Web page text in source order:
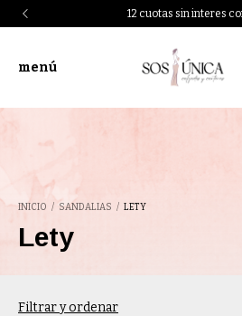
12 cuotas sin interes con
menú
INICIO / SANDALIAS / LETY
Lety
Filtrar y ordenar